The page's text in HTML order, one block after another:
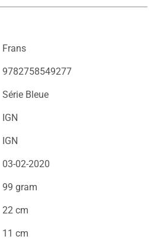
Frans
9782758549277
Série Bleue
IGN
IGN
03-02-2020
99 gram
22 cm
11 cm